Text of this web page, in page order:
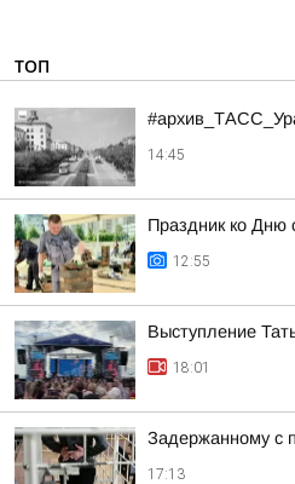
ТОП
14:45
Праздник ко Дню
12:55
Выступление
18:01
Задержанному с
17:13